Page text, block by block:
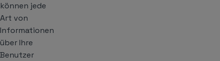
können jede
Art von
Informationen
über Ihre
Benutzer